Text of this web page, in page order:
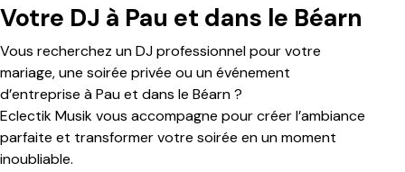
Votre DJ à Pau et dans le Béarn
Vous recherchez un DJ professionnel pour votre
mariage, une soirée privée ou un événement
d’entreprise à Pau et dans le Béarn ?
Eclectik Musik vous accompagne pour créer l’ambiance
parfaite et transformer votre soirée en un moment
inoubliable.